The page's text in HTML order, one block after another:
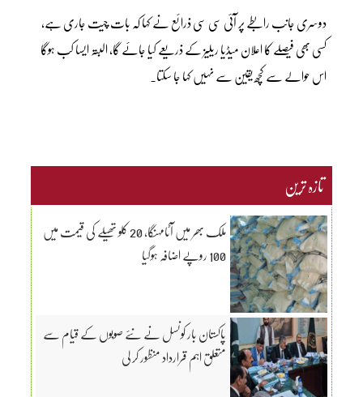
دوسری جانب رابطے پر آئی سی سی ذرائع نے کہا کہ بات چیت جاری ہے،
کسی بھی فیصلے کا اعلان میڈیا ریلیز کے ذریعے کیا جائے گا، البتہ ایسا کب ہوگا
اس حوالے سے کچھ یقین سے نہیں کہا جا سکتا۔
تازہ ترین
ملک بھر میں آٹامہنگا، 20 کلو تھیلے کی قیمت میں
100 روپے اضافہ ہوگیا
پاکستان بار کونسل نے نئے صوبوں کے قیام سے
متعلق اہم قرارداد منظور کر لی